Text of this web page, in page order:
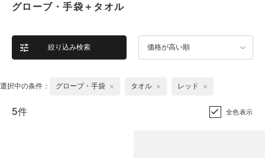
グローブ・手袋＋タオル
絞り込み検索 価格が高い順
選択中の条件： グローブ・手袋 タオル レッド
5件 全色表示